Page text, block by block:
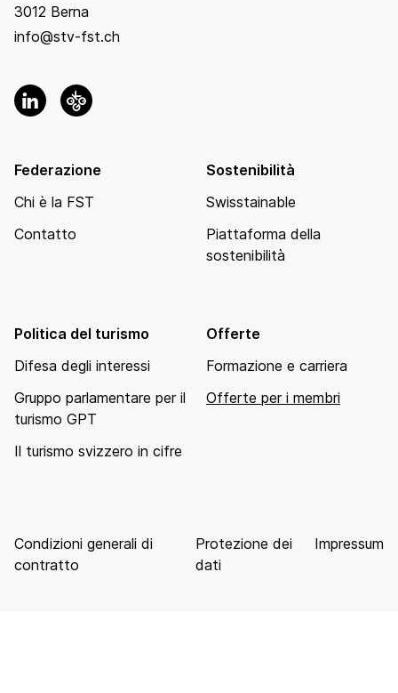
3012 Berna
info@stv-fst.ch
Federazione
Chi è la FST
Contatto
Sostenibilità
Swisstainable
Piattaforma della
sostenibilità
Politica del turismo
Difesa degli interessi
Gruppo parlamentare per il
turismo GPT
Il turismo svizzero in cifre
Offerte
Formazione e carriera
Offerte per i membri
Condizioni generali di
contratto
Protezione dei
dati
Impressum